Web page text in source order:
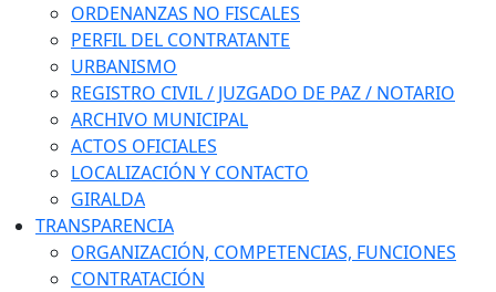
ORDENANZAS NO FISCALES
PERFIL DEL CONTRATANTE
URBANISMO
REGISTRO CIVIL / JUZGADO DE PAZ / NOTARIO
ARCHIVO MUNICIPAL
ACTOS OFICIALES
LOCALIZACIÓN Y CONTACTO
GIRALDA
TRANSPARENCIA
ORGANIZACIÓN, COMPETENCIAS, FUNCIONES
CONTRATACIÓN